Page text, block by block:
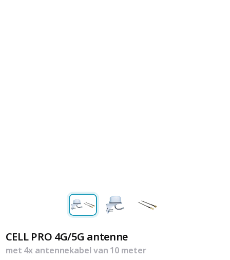
CELL PRO 4G/5G antenne
met 4x antennekabel van 10 meter